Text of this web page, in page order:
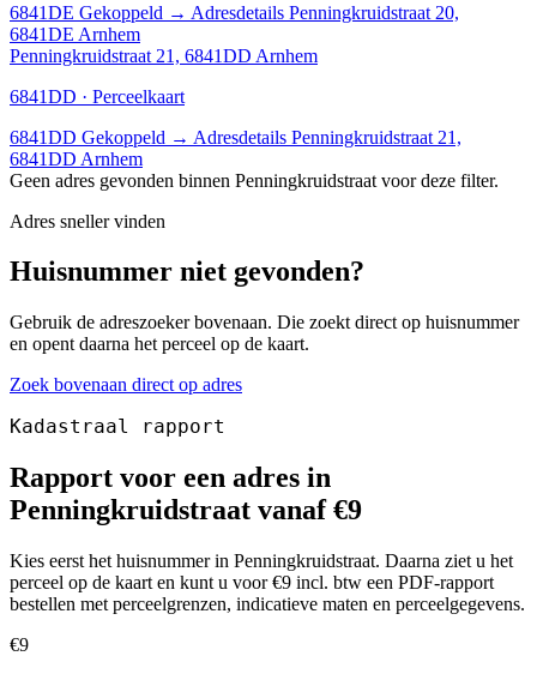
6841DE Gekoppeld → Adresdetails Penningkruidstraat 20,
6841DE Arnhem
Penningkruidstraat 21, 6841DD Arnhem
6841DD · Perceelkaart
6841DD Gekoppeld → Adresdetails Penningkruidstraat 21,
6841DD Arnhem
Geen adres gevonden binnen Penningkruidstraat voor deze filter.
Adres sneller vinden
Huisnummer niet gevonden?
Gebruik de adreszoeker bovenaan. Die zoekt direct op huisnummer
en opent daarna het perceel op de kaart.
Zoek bovenaan direct op adres
Kadastraal rapport
Rapport voor een adres in
Penningkruidstraat vanaf €9
Kies eerst het huisnummer in Penningkruidstraat. Daarna ziet u het
perceel op de kaart en kunt u voor €9 incl. btw een PDF-rapport
bestellen met perceelgrenzen, indicatieve maten en perceelgegevens.
€9